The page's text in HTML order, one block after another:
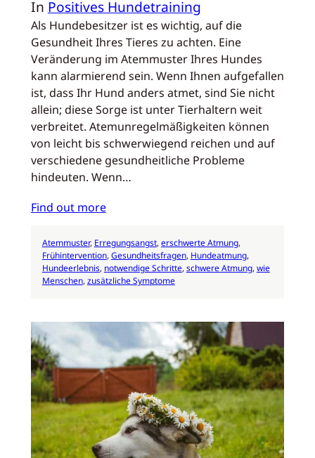
In Positives Hundetraining
Als Hundebesitzer ist es wichtig, auf die
Gesundheit Ihres Tieres zu achten. Eine
Veränderung im Atemmuster Ihres Hundes
kann alarmierend sein. Wenn Ihnen aufgefallen
ist, dass Ihr Hund anders atmet, sind Sie nicht
allein; diese Sorge ist unter Tierhaltern weit
verbreitet. Atemunregelmäßigkeiten können
von leicht bis schwerwiegend reichen und auf
verschiedene gesundheitliche Probleme
hindeuten. Wenn…
Find out more
Atemmuster, Erregungsangst, erschwerte Atmung
Frühintervention, Gesundheitsfragen, Hundeatmung
Hundeerlebnis, notwendige Schritte, schwere Atmung, wie
Menschen, zusätzliche Symptome